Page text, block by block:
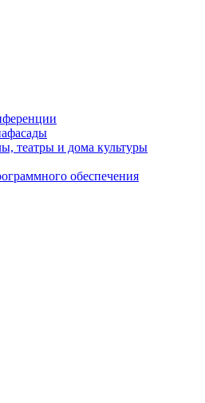
театры и дома культуры
обеспечения